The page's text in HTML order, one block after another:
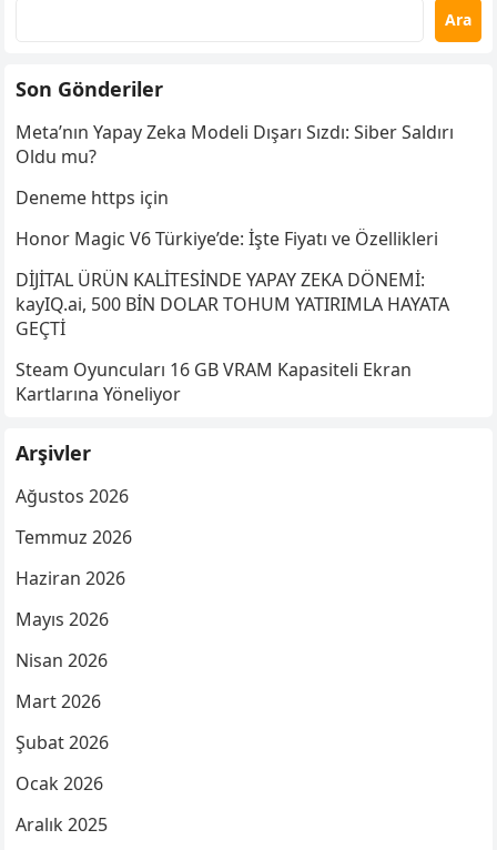
Ara
Son Gönderiler
Meta’nın Yapay Zeka Modeli Dışarı Sızdı: Siber Saldırı
Oldu mu?
Deneme https için
Honor Magic V6 Türkiye’de: İşte Fiyatı ve Özellikleri
DİJİTAL ÜRÜN KALİTESİNDE YAPAY ZEKA DÖNEMİ:
kayIQ.ai, 500 BİN DOLAR TOHUM YATIRIMLA HAYATA
GEÇTİ
Steam Oyuncuları 16 GB VRAM Kapasiteli Ekran
Kartlarına Yöneliyor
Arşivler
Ağustos 2026
Temmuz 2026
Haziran 2026
Mayıs 2026
Nisan 2026
Mart 2026
Şubat 2026
Ocak 2026
Aralık 2025